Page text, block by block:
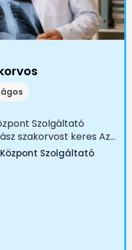
Szolgáltató
szakorvost keres Az...
Szolgáltató